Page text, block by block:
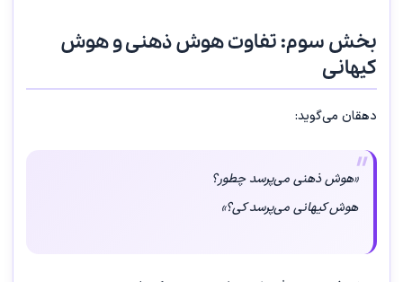
بخش سوم: تفاوت هوش ذهنی و هوش
کیهانی
دهقان می‌گوید:
«هوش ذهنی می‌پرسد چطور؟
هوش کیهانی می‌پرسد کی؟»